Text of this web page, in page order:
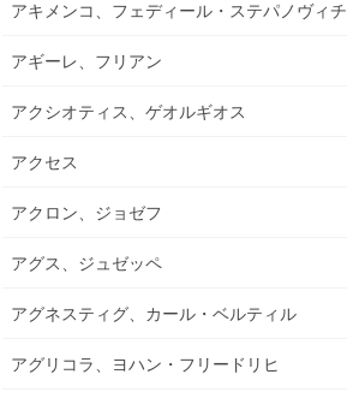
アキメンコ、フェディール・ステパノヴィチ
アギーレ、フリアン
アクシオティス、ゲオルギオス
アクセス
アクロン、ジョゼフ
アグス、ジュゼッペ
アグネスティグ、カール・ベルティル
アグリコラ、ヨハン・フリードリヒ